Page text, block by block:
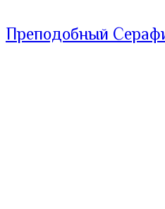
Преподобный